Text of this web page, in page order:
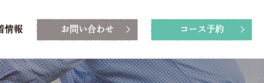
情報 お問い合わせ コース予約